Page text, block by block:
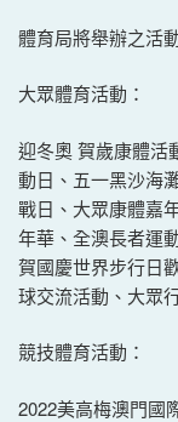
體育局將舉辦之活
大眾體育活動：
迎冬奧 賀歲康體活
動日、五一黑沙海
戰日、大眾康體嘉
年華、全澳長者運
賀國慶世界步行日
球交流活動、大眾
競技體育活動：
2022美高梅澳門國